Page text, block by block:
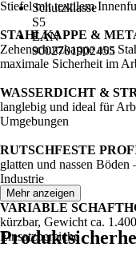
Schutzklasse
S5
EAN
9002701902455
Stiefel mit textilem
STAHLKAPPE &
Zehenschutzkappe aus
maximale Sicherheit im
WASSERDICHT &
langlebig und ideal für
Umgebungen
RUTSCHFESTE
glatten und nassen
Industrie
VARIABLE
kürzbar, Gewicht ca.
Einsatzbereiche
Mehr anzeigen